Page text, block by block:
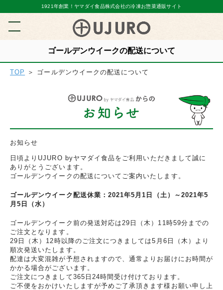
1921年創業！ヤマダイ食品株式会社の冷凍お惣菜通販サイト
ゴールデンウイークの配送について
TOP ＞ ゴールデンウイークの配送について
お知らせ
日頃よりUJURO byヤマダイ食品をご利用いただきまして誠に
ありがとうございます。
ゴールデンウイークの配送についてご案内いたします。
ゴールデンウイーク配送休業：2021年5月1日（土）～2021年5
月5日（水）
ゴールデンウイーク前の発送対応は29日（木）11時59分までの
ご注文となります。
29日（木）12時以降のご注文につきましては5月6日（木）より
順次発送いたします。
配達は大変混雑が予想されますので、通常よりお届けにお時間が
かかる場合がございます。
ご注文につきまして365日24時間受け付けております。
ご不便をおかけいたしますが予めご了承頂きます様お願い申し上